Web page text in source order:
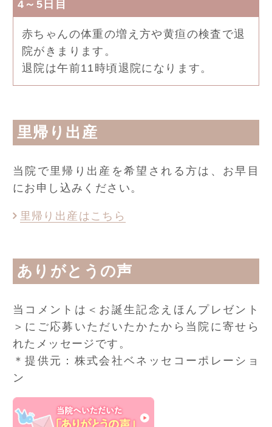
4～5日目
赤ちゃんの体重の増え方や黄疸の検査で退
院がきまります。
退院は午前11時頃退院になります。
里帰り出産
当院で里帰り出産を希望される方は、お早目
にお申し込みください。
里帰り出産はこちら
ありがとうの声
当コメントは＜お誕生記念えほんプレゼント
＞にご応募いただいたかたから当院に寄せら
れたメッセージです。
＊提供元：株式会社ベネッセコーポレーショ
ン